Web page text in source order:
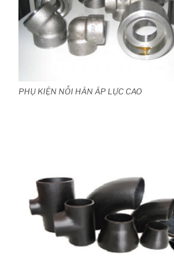
PHỤ KIỆN NỐI HÀN ÁP LỰC CAO